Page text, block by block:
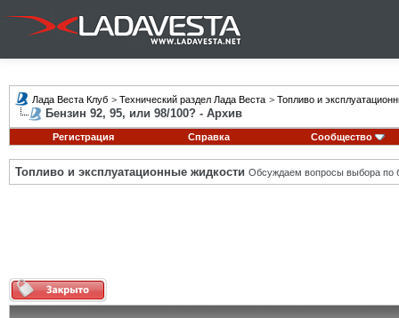
Лада Веста Клуб > Технический раздел Лада Веста > Топливо и
Бензин 92, 95, или 98/100? - Архив
Регистрация Справка Сообщество
Топливо и эксплуатационные жидкости Обсуждаем вопросы выбора по